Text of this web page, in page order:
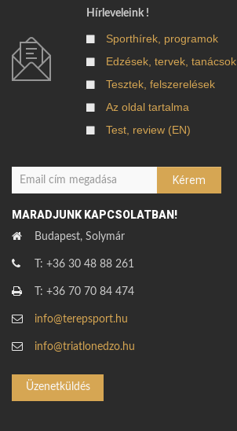
Hírleveleink !
Sporthírek, programok
Edzések, tervek, tanácsok
Tesztek, felszerelések
Az oldal tartalma
Test, review (EN)
MARADJUNK KAPCSOLATBAN!
Budapest, Solymár
T: +36 30 48 88 261
T: +36 70 70 84 474
info@terepsport.hu
info@triatlonedzo.hu
Üzenetküldés